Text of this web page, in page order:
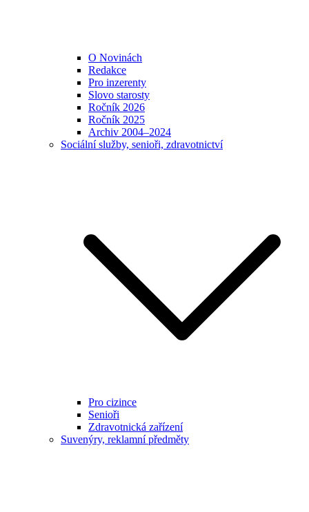
O Novinách
Redakce
Pro inzerenty
Slovo starosty
Ročník 2026
Ročník 2025
Archiv 2004–2024
Sociální služby, senioři, zdravotnictví
Pro cizince
Senioři
Zdravotnická zařízení
Suvenýry, reklamní předměty